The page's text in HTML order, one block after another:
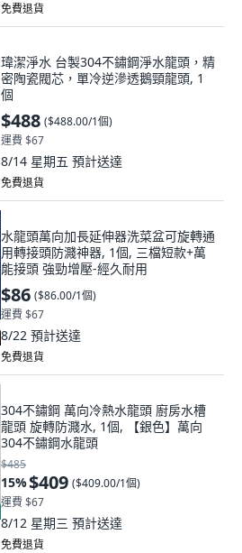
免費退貨
瑋潔淨水 台製304不鏽鋼淨水龍頭，精
密陶瓷閥芯，單冷逆滲透鵝頸龍頭, 1
個
$488 ($488.00/1個)
運費 $67
8/14 星期五 預計送達
免費退貨
水龍頭萬向加長延伸器洗菜盆可旋轉通
用轉接頭防濺神器, 1個, 三檔短款+萬
能接頭 強勁增壓-經久耐用
$86 ($86.00/1個)
運費 $67
8/22 預計送達
免費退貨
304不鏽鋼 萬向冷熱水龍頭 廚房水槽
龍頭 旋轉防濺水, 1個, 【銀色】萬向
304不鏽鋼水龍頭
$485
15%$409 ($409.00/1個)
運費 $67
8/12 星期三 預計送達
免費退貨